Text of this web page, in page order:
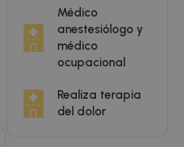
Médico
anestesiólogo y
médico
ocupacional
Realiza terapia
del dolor